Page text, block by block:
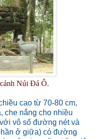
Núi Đá Ô.
cao từ 70-80 cm,
che nắng cho nhiều
vô số đường nét và
ở giữa) có đường